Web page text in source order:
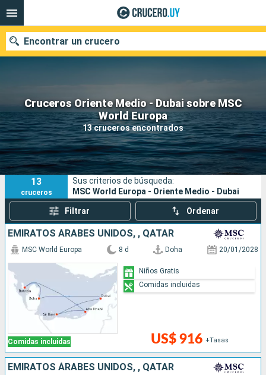
Cruceros Oriente Medio - Dubai sobre MSC
World Europa
13 cruceros encontrados
Encontrar un crucero
Nuestros destinos
Fecha de salida
Puertos Compañías
Buscar
13
cruceros
Sus criterios de búsqueda:
MSC World Europa - Oriente Medio - Dubai
Filtrar Ordenar
EMIRATOS ÁRABES UNIDOS, , QATAR
Comidas incluidas
MSC World Europa 8 d Doha 20/01/2028
US$ 916 +Tasas
Niños Gratis
Comidas incluidas
EMIRATOS ÁRABES UNIDOS, , QATAR